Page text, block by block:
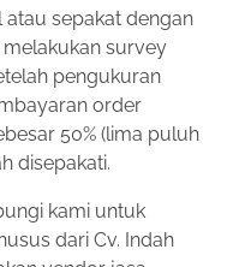
sepakat dengan
survey
pengukuran
order
50% (lima puluh
disepakati.
kami untuk
dari Cv. Indah